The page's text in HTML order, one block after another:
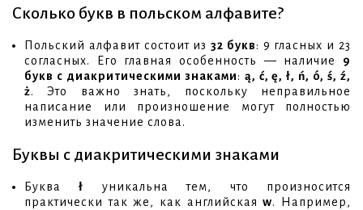
Сколько букв в польском алфавите?
Польский алфавит состоит из32 букв: 9 гласных и 23
согласных. Его главная особенность — наличие 9
букв с диакритическими знаками: ą, ć, ę, ł, ń, ó, ś, ź,
ż. Это важно знать, поскольку неправильное
написание или произношение могут полностью
изменить значение слова.
Буквы с диакритическими знаками
Букваł уникальна тем, что произносится
практически так же, как английскаяw. Например,